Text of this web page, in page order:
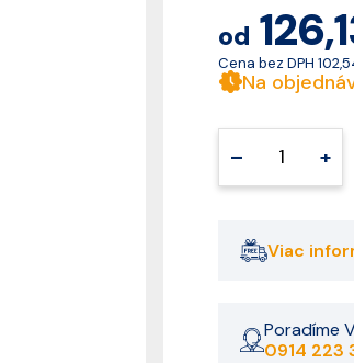
od
Cena bez DPH
Na
– +
Viac
Poradíme
0914 223